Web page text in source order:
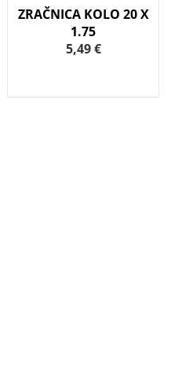
ZRAČNICA KOLO 20 X
1.75
5,49 €